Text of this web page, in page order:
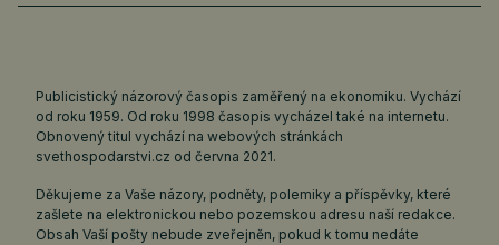
Publicistický názorový časopis zaměřený na ekonomiku. Vychází
od roku 1959. Od roku 1998 časopis vycházel také na internetu.
Obnovený titul vychází na webových stránkách
svethospodarstvi.cz od června 2021.
Děkujeme za Vaše názory, podněty, polemiky a příspěvky, které
zašlete na elektronickou nebo pozemskou adresu naší redakce.
Obsah Vaší pošty nebude zveřejněn, pokud k tomu nedáte